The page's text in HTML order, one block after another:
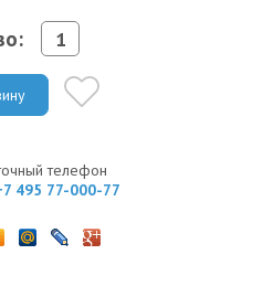
телефон
495 77-000-77